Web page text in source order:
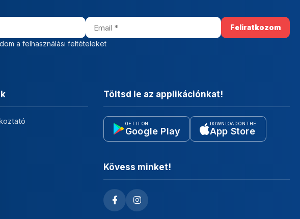
a felhasználási feltételeket
Töltsd le az applikációnkat!
GET IT ON
Google Play
DOWNLOAD ON THE
App Store
Kövess minket!